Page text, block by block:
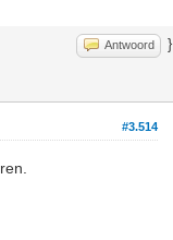
Antwoord }
#3.514